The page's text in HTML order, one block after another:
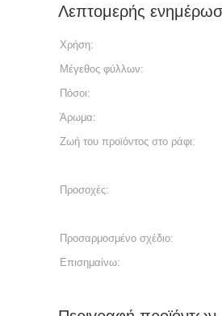
Λεπτομερής
Χρήση:
Μέγεθος φύλλων:
Πόσοι:
Άρωμα:
Ζωή του προϊόντος στο ράφι:
Προσοχές:
Προσαρμοσμένο σχέδιο:
Επισημαίνω: